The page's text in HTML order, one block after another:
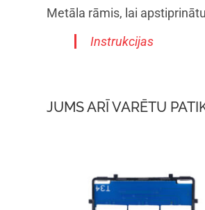
Metāla rāmis, lai
Instrukcijas
JUMS ARĪ VARĒTU